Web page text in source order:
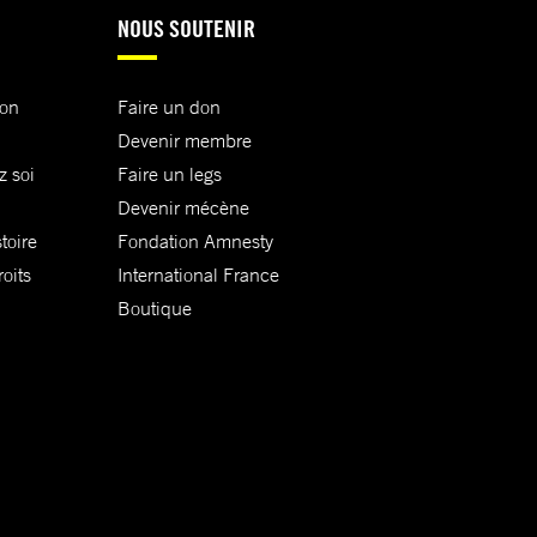
soi
NOUS SOUTENIR
Faire un don
Devenir membre
Faire un legs
Devenir mécène
Fondation Amnesty
International France
Boutique